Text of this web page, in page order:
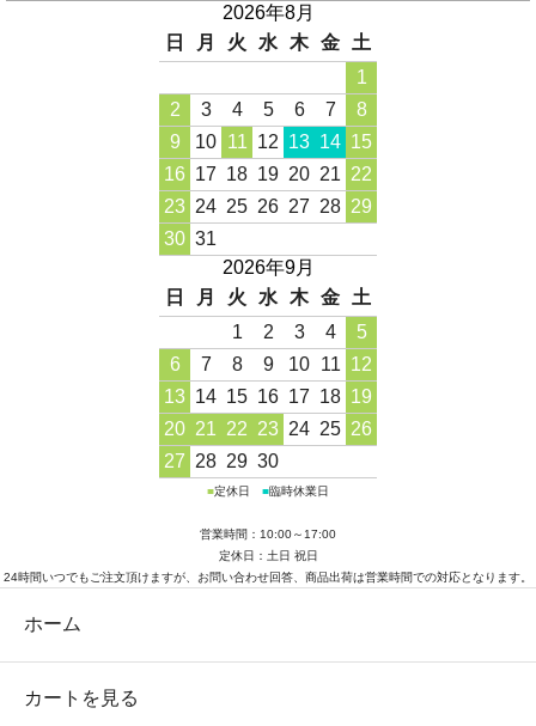
2026年8月
日
月 火 水 木 金
土
1
2
3 4 5 6 7
8
9
10 11 12 13 14 15
16 17 18 19 20 21 22
23 24 25 26 27 28 29
30 31
2026年9月
日
月 火 水 木 金
土
1
2 3 4
5
6
7 8 9 10 11 12
13 14 15 16 17 18 19
20 21 22 23 24 25 26
27 28 29 30
■定休日 ■臨時休業日
営業時間：10:00～17:00
定休日：土日 祝日
24時間いつでもご注文頂けますが、お問い合わせ回答、商品出荷は営業時間での対応となります。
ホーム
カートを見る